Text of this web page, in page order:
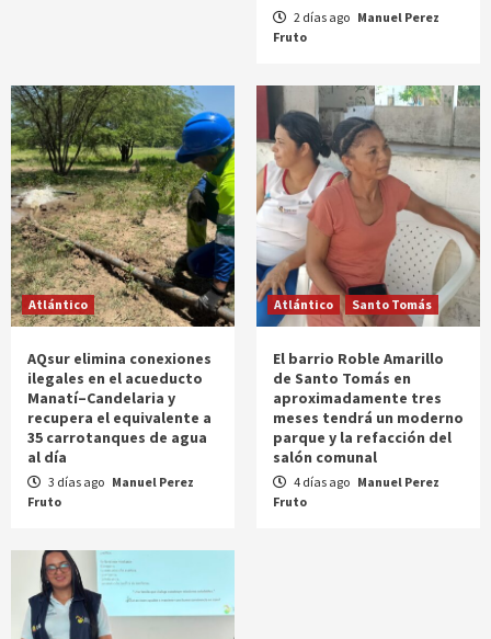
2 días ago Manuel Perez
Fruto
Atlántico
AQsur elimina conexiones
ilegales en el acueducto
Manatí–Candelaria y
recupera el equivalente a
35 carrotanques de agua
al día
3 días ago Manuel Perez
Fruto
Atlántico Santo Tomás
El barrio Roble Amarillo
de Santo Tomás en
aproximadamente tres
meses tendrá un moderno
parque y la refacción del
salón comunal
4 días ago Manuel Perez
Fruto